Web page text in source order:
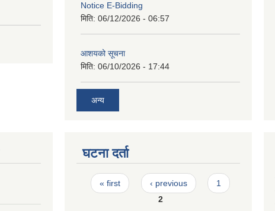
Notice E-Bidding
मिति: 06/12/2026 - 06:57
आशयको सूचना
मिति: 06/10/2026 - 17:44
अन्य
घटना दर्ता
Pages
« first ‹ previous
1
2